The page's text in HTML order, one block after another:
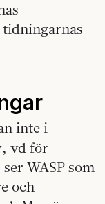
inte i
vd för
WASP som
och